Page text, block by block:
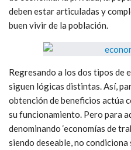
deben estar articuladas y
buen vivir de la población.
Regresando a los dos tipos de
siguen lógicas distintas. Así,
obtención de beneficios actúa
su funcionamiento. Pero para
denominando ‘economías de
siendo deseable, no